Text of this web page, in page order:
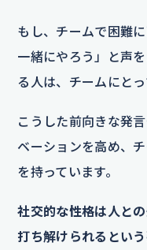
もし、チームで困難
一緒にやろう」と声
る人は、チームにとっ
こうした前向きな発
ベーションを高め、
を持っています。
社交的な性格は人と
打ち解けられるとい